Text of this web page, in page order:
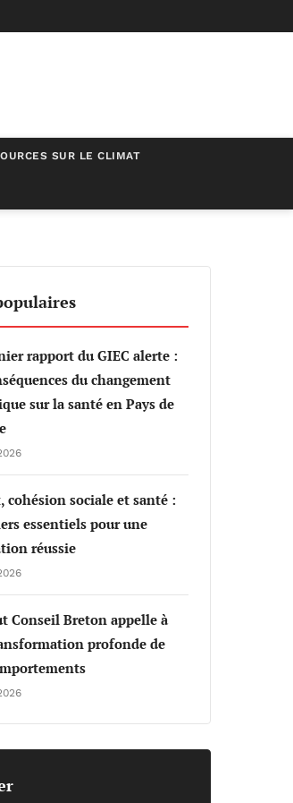
SUR LE CLIMAT
rapport du GIEC alerte :
du changement
sur la santé en Pays de
cohésion sociale et santé :
essentiels pour une
réussie
Conseil Breton appelle à
profonde de